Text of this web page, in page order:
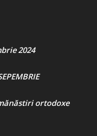
2024
ortodoxe